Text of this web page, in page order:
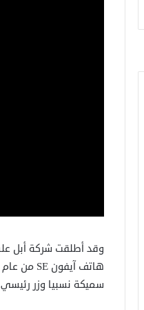
سميكة نسبيا وزر رئيسي Home مدمج به معرف أبل Touch ID على الجانب السفلي.